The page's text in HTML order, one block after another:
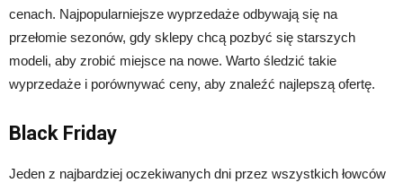
cenach. Najpopularniejsze wyprzedaże odbywają się na
przełomie sezonów, gdy sklepy chcą pozbyć się starszych
modeli, aby zrobić miejsce na nowe. Warto śledzić takie
wyprzedaże i porównywać ceny, aby znaleźć najlepszą ofertę.
Black Friday
Jeden z najbardziej oczekiwanych dni przez wszystkich łowców